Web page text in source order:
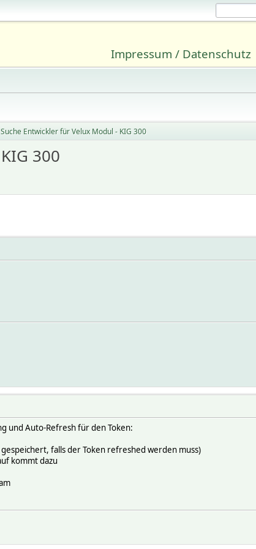
Impressum / Datenschutz
Suche Entwickler für Velux Modul - KIG 300
300
und Auto-Refresh für den Token:
falls der Token refreshed werden muss)
kommt dazu